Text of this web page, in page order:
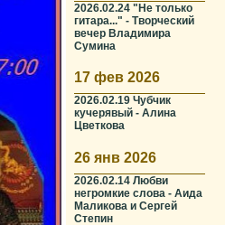
2026.02.24 "Не только
гитара..." - Творческий
вечер Владимира
Сумина
17 фев 2026
2026.02.19 Чубчик
кучерявый - Алина
Цветкова
26 янв 2026
2026.02.14 Любви
негромкие слова - Аида
Маликова и Сергей
Степин